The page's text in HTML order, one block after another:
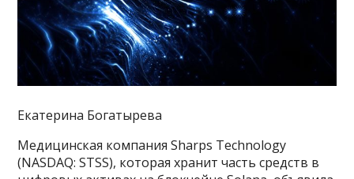
Екатерина Богатырева
Медицинская компания Sharps Technology
(NASDAQ: STSS), которая хранит часть средств в